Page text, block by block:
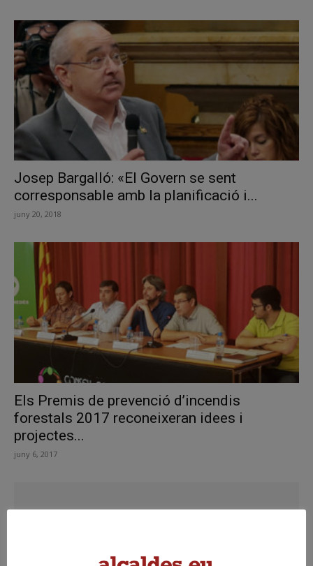
Josep Bargalló: «El Govern se sent
corresponsable amb la planificació i...
juny 20, 2018
Els Premis de prevenció d’incendis
forestals 2017 reconeixeran idees i
projectes...
juny 6, 2017